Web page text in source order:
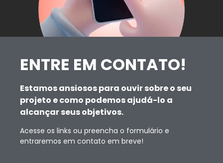
ENTRE EM CONTATO!
Estamos ansiosos para ouvir sobre o seu
projeto e como podemos ajudá-lo a
alcançar seus objetivos.
Acesse os links ou preencha o formulário e
entraremos em contato em breve!